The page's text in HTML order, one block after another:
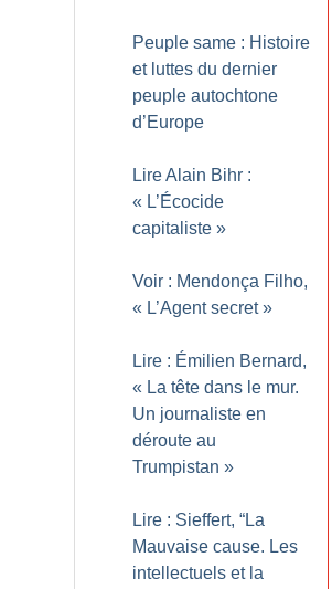
Peuple same : Histoire
et luttes du dernier
peuple autochtone
d’Europe
Lire Alain Bihr :
« L’Écocide
capitaliste »
Voir : Mendonça Filho,
« L’Agent secret »
Lire : Émilien Bernard,
« La tête dans le mur.
Un journaliste en
déroute au
Trumpistan »
Lire : Sieffert, “La
Mauvaise cause. Les
intellectuels et la